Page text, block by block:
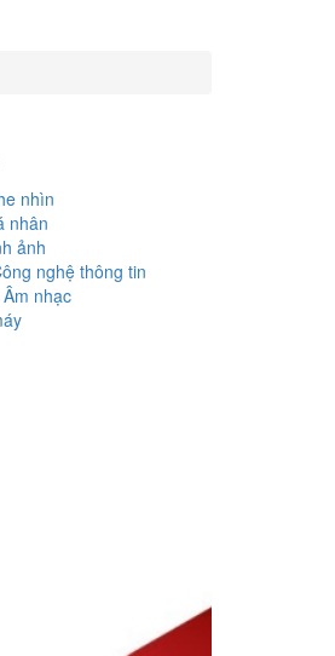
nhìn
nhân
ảnh
nghệ thông tin
nhạc